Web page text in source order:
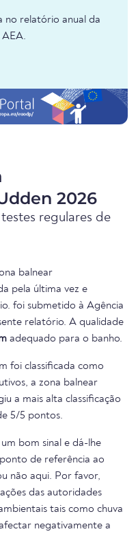
no relatório anual da
2026
regulares de
balnear
pela última vez e
foi submetido à Agência
relatório. A qualidade
adequado para o banho.
foi classificada como
a zona balnear
a mais alta classificação
5/5 pontos.
bom sinal e dá-lhe
de referência ao
não aqui. Por favor,
das autoridades
tais como chuva
negativamente a